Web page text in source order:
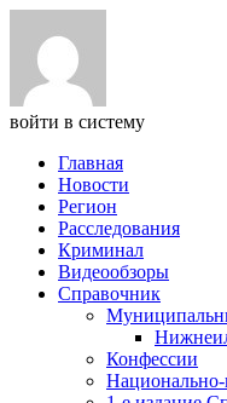
войти в систему
Главная
Новости
Регион
Расследования
Криминал
Видеообзоры
Справочник
Конфессии